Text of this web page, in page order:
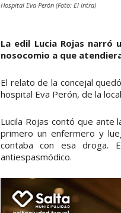
Hospital Eva Perón (Foto: El Intra)
La edil Lucia Rojas narró
nosocomio a que
El relato de la concejal
hospital Eva Perón, de la
Lucila Rojas contó que ante
primero un enfermero y
contaba con esa droga.
antiespasmódico.